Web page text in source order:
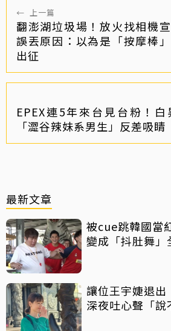
← 上一篇
翻澎湖垃圾場！放火找相機
誤丟原因：以為是「按摩棒
出征
EPEX連5年來台見台粉！
「澀谷辣妹系男生」反差吸睛
最新文章
被cue跳韓國當
變成「抖肚舞」
讓位王宇婕退
深夜吐心聲「說